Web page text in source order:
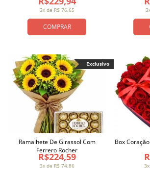
COMPRAR
3x de R$ 76,65
3x de R$ 74,86
R$224,59
Ramalhete De Girassol Com
Ferrero Rocher
Exclusivo
Box